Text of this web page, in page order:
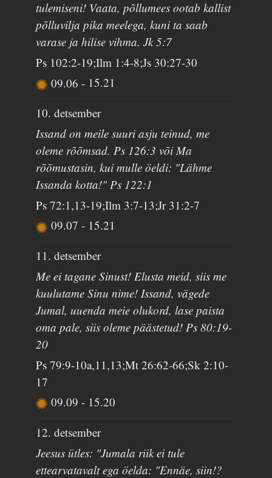
tulemiseni! Vaata, põllumees ootab kallist
põlluvilja pika meelega, kuni ta saab
varase ja hilise vihma. Jk 5:7
Ps 102:2-19;Ilm 1:4-8;Js 30:27-30
09.06- 15.21
10. detsember
Issand on meile suuri asju teinud, me
oleme rõõmsad. Ps 126:3 või Ma
rõõmustasin, kui mulle öeldi: "Lähme
Issanda kotta!" Ps 122:1
Ps 72:1,13-19;Ilm 3:7-13;Jr 31:2-7
09.07- 15.21
11. detsember
Me ei tagane Sinust! Elusta meid, siis me
kuulutame Sinu nime! Issand, vägede
Jumal, uuenda meie olukord, lase paista
oma pale, siis oleme päästetud! Ps 80:19-
20
Ps 79:9-10a,11,13;Mt 26:62-66;Sk 2:10-
17
09.09- 15.20
12. detsember
Jeesus ütles: "Jumala riik ei tule
ettearvatavalt ega öelda: "Ennäe, siin!?